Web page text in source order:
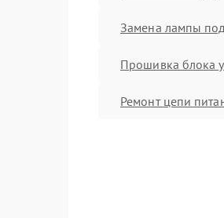
Замена лампы
Прошивка блока
Ремонт цепи